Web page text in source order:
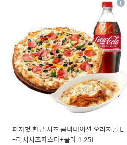
피자헛 한근 치즈 콤비네이션 오리지널 L
+리치치즈파스타+콜라 1.25L
상